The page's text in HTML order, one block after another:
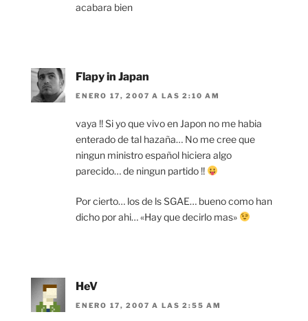
acabara bien
Flapy in Japan
ENERO 17, 2007 A LAS 2:10 AM
vaya !! Si yo que vivo en Japon no me habia
enterado de tal hazaña… No me cree que
ningun ministro español hiciera algo
parecido… de ningun partido !!
Por cierto… los de ls SGAE… bueno como han
dicho por ahi… «Hay que decirlo mas»
HeV
ENERO 17, 2007 A LAS 2:55 AM